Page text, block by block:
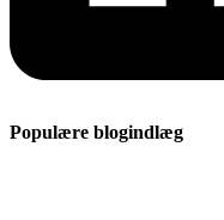
Populære blogindlæg